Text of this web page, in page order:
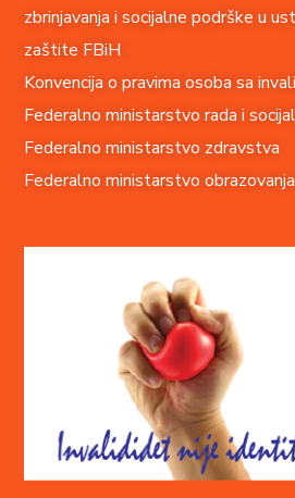
zbrinjavanja i socijalne podrške u
zaštite FBiH
Konvencija o pravima osoba sa
Federalno ministarstvo rada i
Federalno ministarstvo zdravstva
Federalno ministarstvo